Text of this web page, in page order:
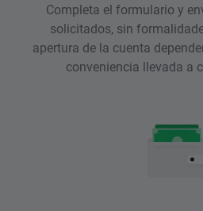
Completa el formulario y
solicitados, sin
apertura de la cuenta
conveniencia llevada a